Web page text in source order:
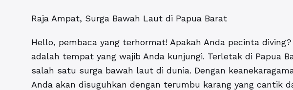
Raja Ampat, Surga Bawah Laut di Papua Barat
Hello, pembaca yang terhormat! Apakah Anda pecinta
adalah tempat yang wajib Anda kunjungi. Terletak di Papua
salah satu surga bawah laut di dunia. Dengan
Anda akan disuguhkan dengan terumbu karang yang cantik